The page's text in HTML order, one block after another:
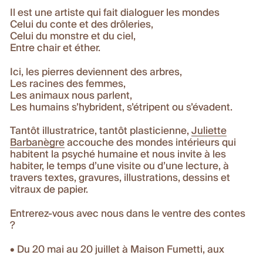
Il est une artiste qui fait dialoguer les mondes
Celui du conte et des drôleries,
Celui du monstre et du ciel,
Entre chair et éther.
Ici, les pierres deviennent des arbres,
Les racines des femmes,
Les animaux nous parlent,
Les humains s’hybrident, s’étripent ou s’évadent.
Tantôt illustratrice, tantôt plasticienne,Juliette
Barbanègre accouche des mondes intérieurs qui
habitent la psyché humaine et nous invite à les
habiter, le temps d’une visite ou d’une lecture, à
travers textes, gravures, illustrations, dessins et
vitraux de papier.
Entrerez-vous avec nous dans le ventre des contes
?
• Du 20 mai au 20 juillet à Maison Fumetti, aux